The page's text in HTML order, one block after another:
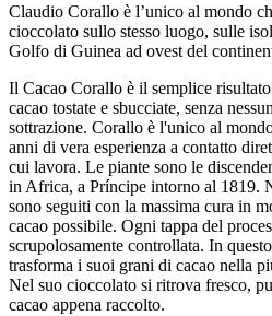
Claudio Corallo è l’unico al mondo
cioccolato sullo stesso luogo, sulle
Golfo di Guinea ad ovest del
Il Cacao Corallo è il semplice
cacao tostate e sbucciate, senza
sottrazione. Corallo è l'unico al
anni di vera esperienza a contatto
cui lavora. Le piante sono le
in Africa, a Príncipe intorno al 1819.
sono seguiti con la massima cura in
cacao possibile. Ogni tappa del
scrupolosamente controllata. In
trasforma i suoi grani di cacao nella
Nel suo cioccolato si ritrova fresco,
cacao appena raccolto.